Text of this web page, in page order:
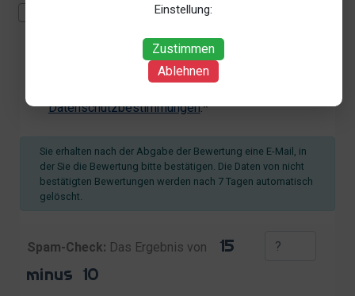
Einstellung:
Zustimmen
Ablehnen
Mit der Erhebung, Verarbeitung und Nutzung meiner
Uhrzeit der Bewertungsabgabe, Referrer-URL) zum
Zweck der Bewertung erkläre ich mich
Datenschutzbestimmungen.*
Sie erhalten nach der Abgabe der Bewertung eine E-Mail, in
der Sie die Bewertung bitte bestätigen. Die Daten von nicht
bestätigten Bewertungen werden nach 7 Tagen automatisch
gelöscht.
Spam-Check: Das Ergebnis von